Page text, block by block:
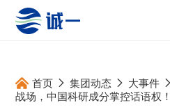
首页 集团动态 大事件
战场，中国科研成分掌控话语权！